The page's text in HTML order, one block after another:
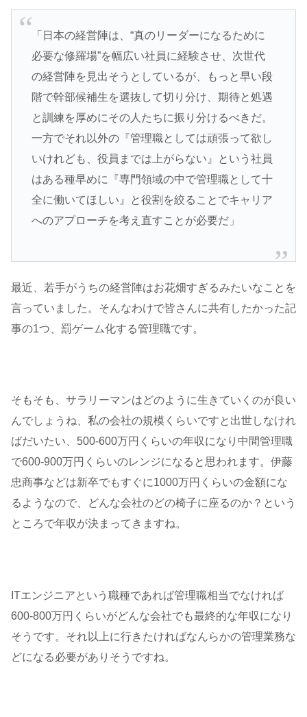
「日本の経営陣は、“真のリーダーになるために
必要な修羅場”を幅広い社員に経験させ、次世代
の経営陣を見出そうとしているが、もっと早い段
階で幹部候補生を選抜して切り分け、期待と処遇
と訓練を厚めにその人たちに振り分けるべきだ。
一方でそれ以外の『管理職としては頑張って欲し
いけれども、役員までは上がらない』という社員
はある種早めに『専門領域の中で管理職として十
全に働いてほしい』と役割を絞ることでキャリア
へのアプローチを考え直すことが必要だ」
最近、若手がうちの経営陣はお花畑すぎるみたいなことを
言っていました。そんなわけで皆さんに共有したかった記
事の1つ、罰ゲーム化する管理職です。
そもそも、サラリーマンはどのように生きていくのが良い
んでしょうね、私の会社の規模くらいですと出世しなけれ
ばだいたい、500-600万円くらいの年収になり中間管理職
で600-900万円くらいのレンジになると思われます。伊藤
忠商事などは新卒でもすぐに1000万円くらいの金額にな
るようなので、どんな会社のどの椅子に座るのか？という
ところで年収が決まってきますね。
ITエンジニアという職種であれば管理職相当でなければ
600-800万円くらいがどんな会社でも最終的な年収になり
そうです。それ以上に行きたければなんらかの管理業務な
どになる必要がありそうですね。